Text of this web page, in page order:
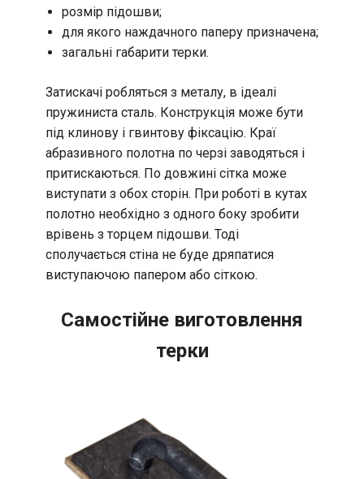
розмір підошви;
для якого наждачного паперу призначена;
загальні габарити терки.
Затискачі робляться з металу, в ідеалі
пружиниста сталь. Конструкція може бути
під клинову і гвинтову фіксацію. Краї
абразивного полотна по черзі заводяться і
притискаються. По довжині сітка може
виступати з обох сторін. При роботі в кутах
полотно необхідно з одного боку зробити
врівень з торцем підошви. Тоді
сполучається стіна не буде дряпатися
виступаючою папером або сіткою.
Самостійне виготовлення
терки